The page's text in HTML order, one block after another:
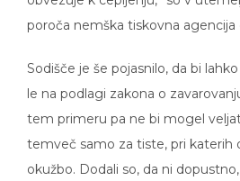
poroča nemška tiskovna agencija
Sodišče je še pojasnilo, da bi
le na podlagi zakona o
tem primeru pa ne bi mogel
temveč samo za tiste, pri katerih
okužbo. Dodali so, da ni